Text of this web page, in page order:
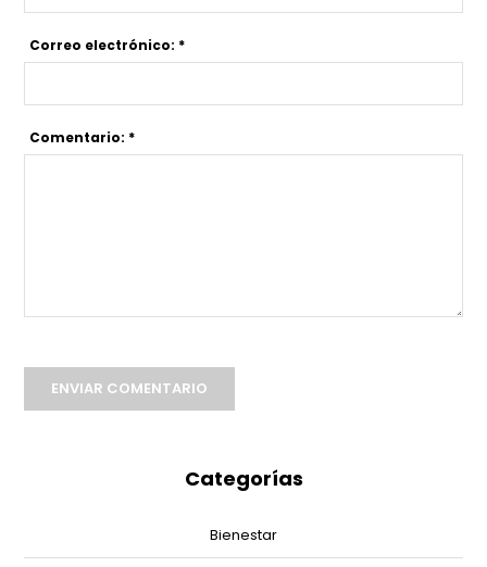
Correo electrónico: *
Comentario: *
ENVIAR COMENTARIO
Categorías
Bienestar